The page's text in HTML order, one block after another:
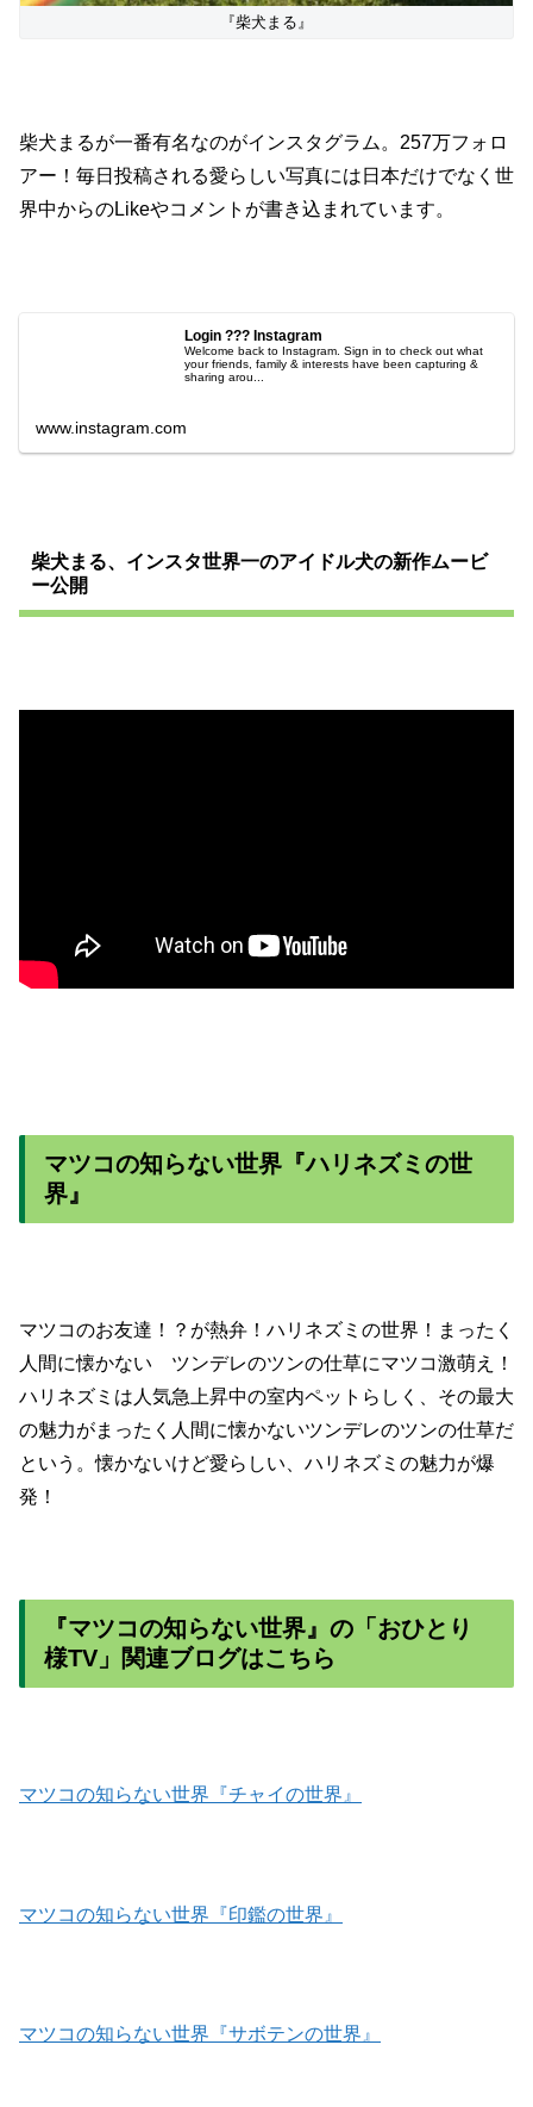
『柴犬まる』
柴犬まるが一番有名なのがインスタグラム。257万フォロ
アー！毎日投稿される愛らしい写真には日本だけでなく世
界中からのLikeやコメントが書き込まれています。
Login ??? Instagram
Welcome back to Instagram. Sign in to check out what
your friends, family & interests have been capturing &
sharing arou...
www.instagram.com
柴犬まる、インスタ世界一のアイドル犬の新作ムービ
ー公開
マツコの知らない世界『ハリネズミの世
界』
マツコのお友達！？が熱弁！ハリネズミの世界！まったく
人間に懐かない ツンデレのツンの仕草にマツコ激萌え！
ハリネズミは人気急上昇中の室内ペットらしく、その最大
の魅力がまったく人間に懐かないツンデレのツンの仕草だ
という。懐かないけど愛らしい、ハリネズミの魅力が爆
発！
『マツコの知らない世界』の「おひとり
様TV」関連ブログはこちら
マツコの知らない世界『チャイの世界』
マツコの知らない世界『印鑑の世界』
マツコの知らない世界『サボテンの世界』